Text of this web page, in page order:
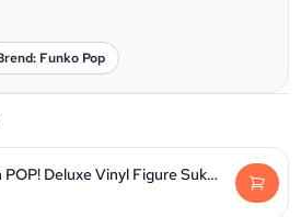
Funko Pop
Jujutsu Kaisen POP! Deluxe Vinyl Figure Sukuna 9 cm